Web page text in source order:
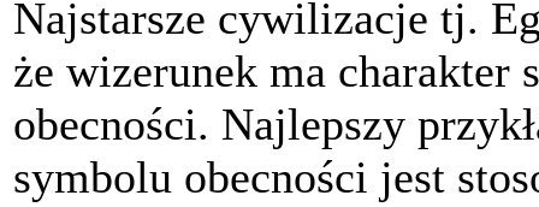
Najstarsze cywilizacje tj.
że wizerunek ma charakter
obecności. Najlepszy
symbolu obecności jest